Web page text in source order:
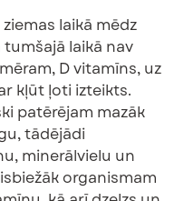
laikā mēdz
tumšajā laikā nav
D vitamīns, uz
kļūt ļoti izteikts.
patērējam mazāk
tādējādi
minerālvielu un
organismam